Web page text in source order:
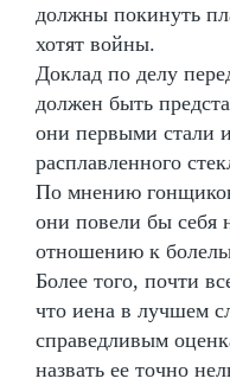
должны покинуть
хотят войны.
Доклад по делу
должен быть
они первыми стали
расплавленного
По мнению
они повели бы себя
отношению к
Более того, почти
что иена в лучшем
справедливым
назвать ее точно